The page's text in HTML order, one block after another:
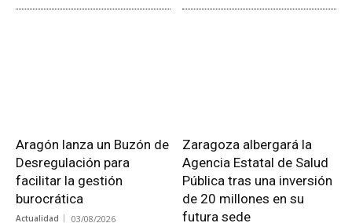
Aragón lanza un Buzón de
Desregulación para
facilitar la gestión
burocrática
Actualidad 03/08/2026
Zaragoza albergará la
Agencia Estatal de Salud
Pública tras una inversión
de 20 millones en su
futura sede